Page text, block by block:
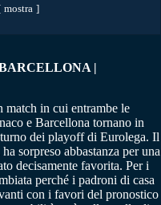
mostra
|
match in cui entrambe le
e Barcellona tornano in
dei playoff di Eurolega. Il
sorpreso abbastanza per una
decisamente favorita. Per i
perché i padroni di casa
con i favori del pronostico